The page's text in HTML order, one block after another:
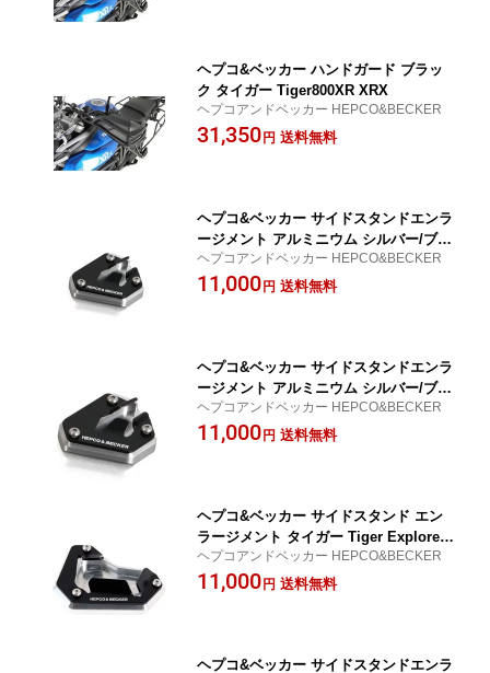
ヘプコ&ベッカー ハンドガード ブラッ
ク タイガー Tiger800XR XRX
ヘプコアンドベッカー HEPCO&BECKER
31,350円 送料無料
ヘプコ&ベッカー サイドスタンドエンラ
ージメント アルミニウム シルバー/ブラ
ック タイガー Tiger800 42117505-0091
ヘプコアンドベッカー HEPCO&BECKER
11,000円 送料無料
ヘプコ&ベッカー サイドスタンドエンラ
ージメント アルミニウム シルバー/ブラ
ック タイガー Tiger800XC 42117506-00
91
ヘプコアンドベッカー HEPCO&BECKER
11,000円 送料無料
ヘプコ&ベッカー サイドスタンド エン
ラージメント タイガー Tiger Explorer
1200
ヘプコアンドベッカー HEPCO&BECKER
11,000円 送料無料
ヘプコ&ベッカー サイドスタンドエンラ